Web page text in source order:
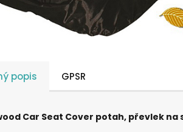
popis GPSR
Car Seat Cover potah, převlek